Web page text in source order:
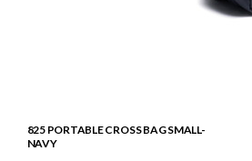
825 PORTABLE CROSS BAG SMALL-
NAVY